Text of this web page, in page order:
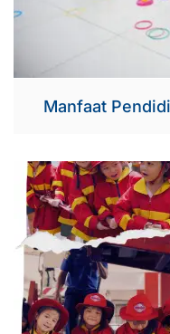
Manfaat